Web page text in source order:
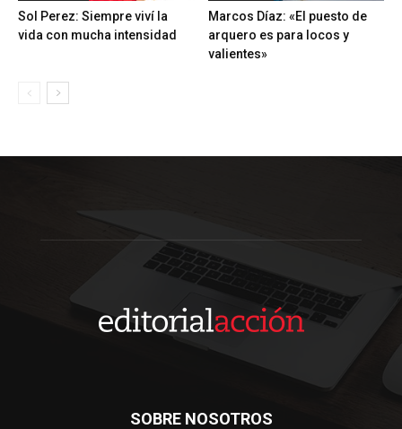
Sol Perez: Siempre viví la
vida con mucha intensidad
Marcos Díaz: «El puesto de
arquero es para locos y
valientes»
SOBRE NOSOTROS